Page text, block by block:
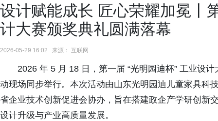
设计赋能成长 匠心荣耀加冕丨
计大赛颁奖典礼圆满落幕
2026-05-29 16:02 来源： 互联网
2026 年 5 月 18 日，第一届 “光明园迪杯” 工业设
动现场同步举行。本次活动由山东光明园迪儿童家具科
省企业技术创新促进会协办，旨在搭建政企产学研创新
设计升级与产业高质量发展。